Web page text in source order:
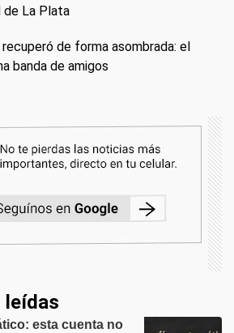
de La Plata
de forma asombrada: el
banda de amigos
leídas
esta cuenta no